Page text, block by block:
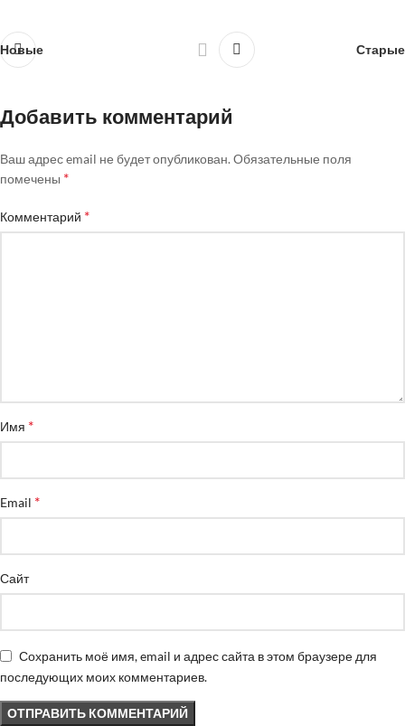
Новые Старые
Добавить комментарий
Ваш адрес email не будет опубликован. Обязательные поля
помечены *
Комментарий *
Имя *
Email *
Сайт
Сохранить моё имя, email и адрес сайта в этом браузере для
последующих моих комментариев.